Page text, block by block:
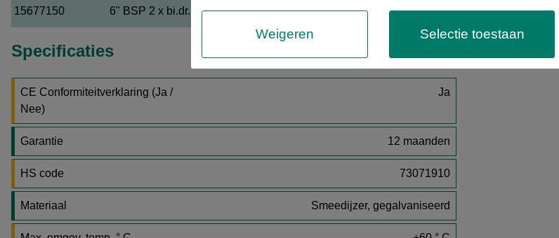
15677150 6" BSP 2 x bi.dr. € 1.418,81
Specificaties
CE Conformiteitverklaring (Ja /
Nee)
Ja
Garantie 12 maanden
HS code 73071910
Materiaal Smeedijzer, gegalvaniseerd
Weigeren Selectie toestaan